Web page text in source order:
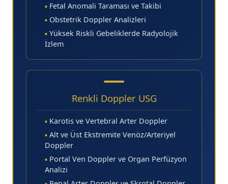
▪ Fetal Anomali Taraması ve Takibi
▪ Obstetrik Doppler Analizleri
▪ Yüksek Riskli Gebeliklerde Radyolojik
İzlem
Renkli Doppler USG
▪ Karotis ve Vertebral Arter Doppler
▪ Alt ve Üst Ekstremite Venöz/Arteriyel
Doppler
▪ Portal Ven Doppler ve Organ Perfüzyon
Analizi